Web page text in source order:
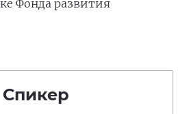
Фонда развития
Спикер